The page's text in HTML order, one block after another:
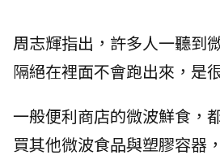
周志輝指出，許多人一聽到
隔絕在裡面不會跑出來，是
一般便利商店的微波鮮食，
買其他微波食品與塑膠容器